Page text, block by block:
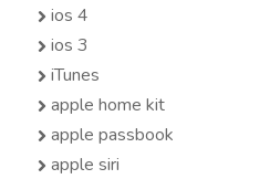
ios 4
ios 3
iTunes
apple home kit
apple passbook
apple siri